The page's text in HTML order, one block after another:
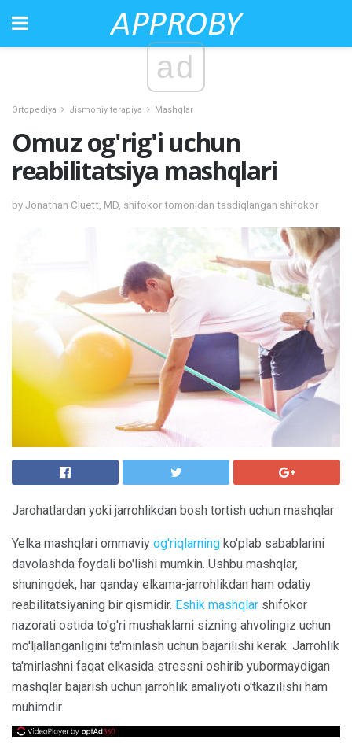
ad
Ortopediya Jismoniy terapiya Mashqlar
Omuz og'rig'i uchun
reabilitatsiya mashqlari
by Jonathan Cluett, MD, shifokor tomonidan tasdiqlangan shifokor
Jarohatlardan yoki jarrohlikdan bosh tortish uchun mashqlar
Yelka mashqlari ommaviy og'riqlarning ko'plab sabablarini
davolashda foydali bo'lishi mumkin. Ushbu mashqlar,
shuningdek, har qanday elkama-jarrohlikdan ham odatiy
reabilitatsiyaning bir qismidir. Eshik mashqlar shifokor
nazorati ostida to'g'ri mushaklarni sizning ahvolingiz uchun
mo'ljallanganligini ta'minlash uchun bajarilishi kerak. Jarrohlik
ta'mirlashni faqat elkasida stressni oshirib yubormaydigan
mashqlar bajarish uchun jarrohlik amaliyoti o'tkazilishi ham
muhimdir.